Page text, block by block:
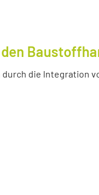
die Integration